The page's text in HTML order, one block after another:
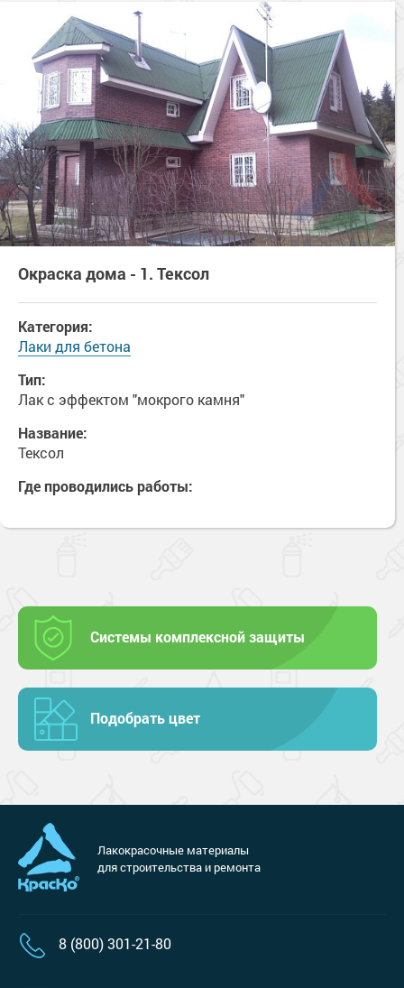
Окраска дома - 1. Тексол
Категория:
Лаки для бетона
Тип:
Лак с эффектом "мокрого камня"
Название:
Тексол
Где проводились работы:
Системы комплексной защиты
Подобрать цвет
Лакокрасочные материалы
для строительства и ремонта
8 (800) 301-21-80